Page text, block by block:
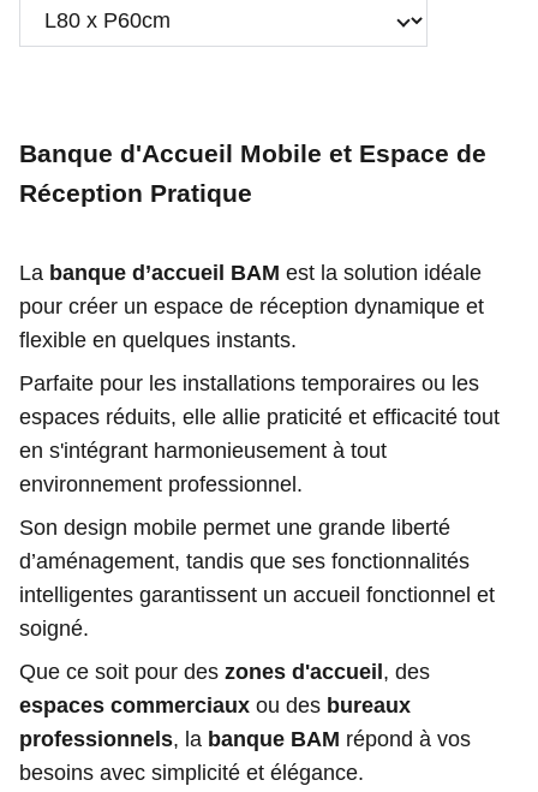
Banque d'Accueil Mobile et Espace de
Réception Pratique
La banque d’accueil BAM est la solution idéale
pour créer un espace de réception dynamique et
flexible en quelques instants.
Parfaite pour les installations temporaires ou les
espaces réduits, elle allie praticité et efficacité tout
en s'intégrant harmonieusement à tout
environnement professionnel.
Son design mobile permet une grande liberté
d’aménagement, tandis que ses fonctionnalités
intelligentes garantissent un accueil fonctionnel et
soigné.
Que ce soit pour des zones d'accueil , des
espaces commerciaux ou des bureaux
professionnels, la banque BAM répond à vos
besoins avec simplicité et élégance.